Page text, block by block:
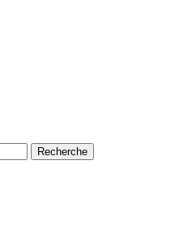
Recherche